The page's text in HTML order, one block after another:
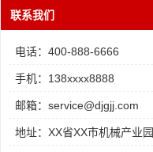
联系我们
电话：400-888-6666
手机：138xxxx8888
邮箱：service@djgjj.com
地址：XX省XX市机械产业园